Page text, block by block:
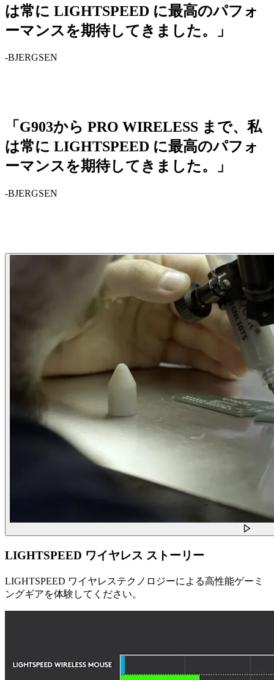
は常に LIGHTSPEED に最高のパフォ
ーマンスを期待してきました。」
-BJERGSEN
「G903から PRO WIRELESS まで、私
は常に LIGHTSPEED に最高のパフォ
ーマンスを期待してきました。」
-BJERGSEN
LIGHTSPEED ワイヤレス ストーリー
LIGHTSPEED ワイヤレステクノロジーによる高性能ゲーミ
ングギアを体験してください。